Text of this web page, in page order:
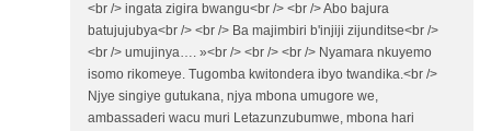
<br /> ingata zigira bwangu<br /> <br /> Abo bajura
batujujubya<br /> <br /> Ba majimbiri b'injiji zijunditse<br />
<br /> umujinya…. »<br /> <br /> <br /> Nyamara nkuyemo
isomo rikomeye. Tugomba kwitondera ibyo twandika.<br />
Njye singiye gutukana, njya mbona umugore we,
ambassaderi wacu muri Letazunzubumwe, mbona hari